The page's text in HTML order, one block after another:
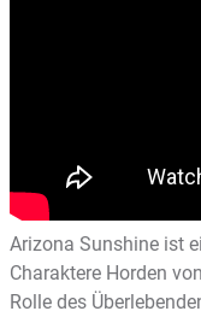
Arizona Sunshine ist
Charaktere Horden
Rolle des